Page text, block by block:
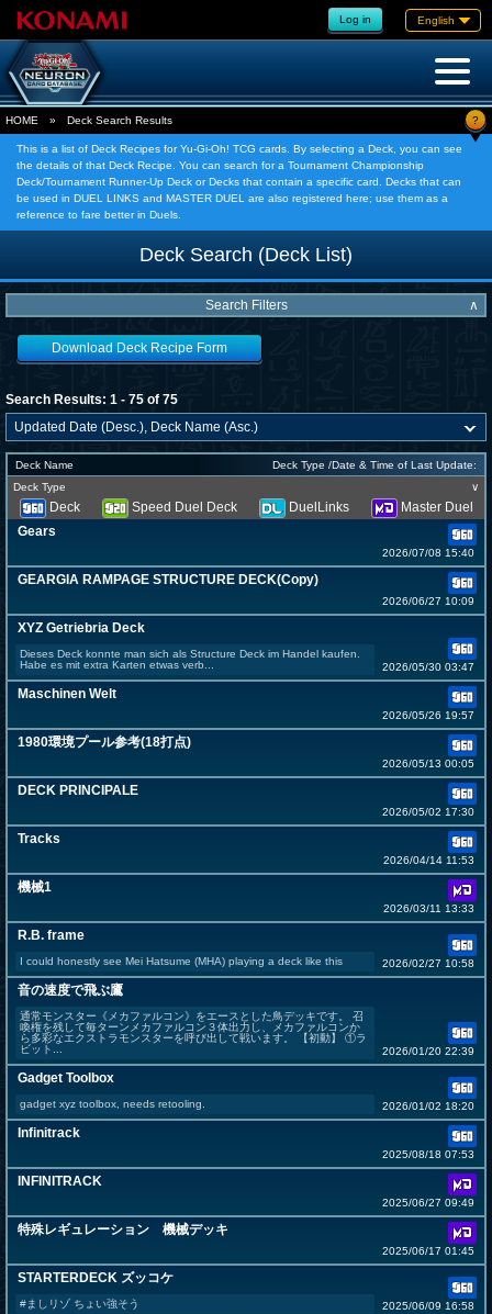
Log in English
HOME » Deck Search Results ?
This is a list of Deck Recipes for Yu-Gi-Oh! TCG cards. By selecting a Deck, you can see
the details of that Deck Recipe. You can search for a Tournament Championship
Deck/Tournament Runner-Up Deck or Decks that contain a specific card. Decks that can
be used in DUEL LINKS and MASTER DUEL are also registered here; use them as a
reference to fare better in Duels.
Deck Search (Deck List)
Search Filters ∧
Download Deck Recipe Form
Search Results: 1 - 75 of 75
Deck Name
Deck Type /Date & Time of Last Update:
Deck Type
∨
Deck Speed Duel Deck DuelLinks
Master Duel
Gears
2026/07/08 15:40
GEARGIA RAMPAGE STRUCTURE DECK(Copy)
2026/06/27 10:09
XYZ Getriebria Deck
Dieses Deck konnte man sich als Structure Deck im Handel kaufen.
Habe es mit extra Karten etwas verb...
2026/05/30 03:47
Maschinen Welt
2026/05/26 19:57
1980環境プール参考(18打点)
2026/05/13 00:05
DECK PRINCIPALE
2026/05/02 17:30
Tracks
2026/04/14 11:53
機械1
2026/03/11 13:33
R.B. frame
I could honestly see Mei Hatsume (MHA) playing a deck like this 2026/02/27 10:58
音の速度で飛ぶ鷹
通常モンスター《メカファルコン》をエースとした鳥デッキです。 召
喚権を残して毎ターンメカファルコン３体出力し、メカファルコンか
ら多彩なエクストラモンスターを呼び出して戦います。 【初動】 ①ラ
ビット...
2026/01/20 22:39
Gadget Toolbox
gadget xyz toolbox, needs retooling. 2026/01/02 18:20
Infinitrack
2025/08/18 07:53
INFINITRACK
2025/06/27 09:49
特殊レギュレーション 機械デッキ
2025/06/17 01:45
STARTERDECK ズッコケ
#ましリゾ ちょい強そう 2025/06/09 16:58